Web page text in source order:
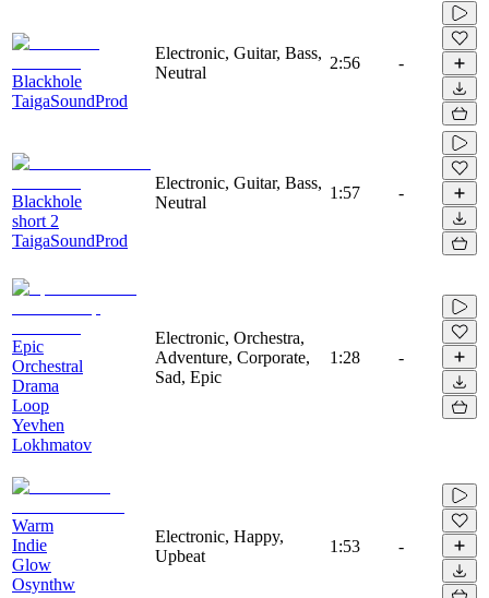
Blackhole
TaigaSoundProd
Electronic, Guitar, Bass,
Neutral
2:56 -
Blackhole
short 2
TaigaSoundProd
Electronic, Guitar, Bass,
Neutral
1:57 -
Epic
Orchestral
Drama
Loop
Yevhen
Lokhmatov
Electronic, Orchestra,
Adventure, Corporate,
Sad, Epic
1:28 -
Warm
Indie
Glow
Osynthw
Electronic, Happy,
Upbeat
1:53 -